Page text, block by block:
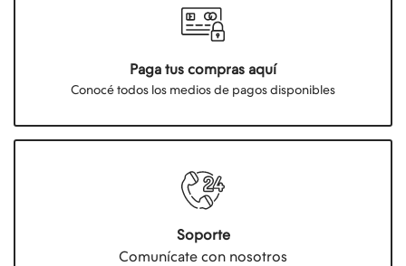
Paga tus compras aquí
Conocé todos los medios de pagos disponibles
Soporte
Comunícate con nosotros